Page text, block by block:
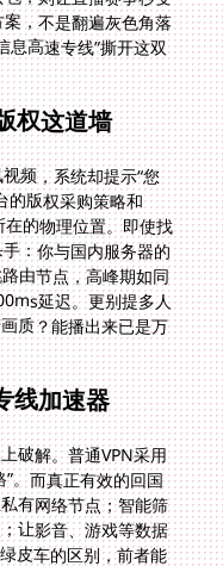
权这道墙
频，系统却提示“您
的版权采购策略和
的物理位置。即使找
：你与国内服务器的
由节点，高峰期如同
延迟。更别提多人
质？能播出来已是万
线加速器
破解。普通VPN采用
。而真正有效的回国
有网络节点；智能筛
让影音、游戏等数据
皮车的区别，前者能
，玩国服《原神》实